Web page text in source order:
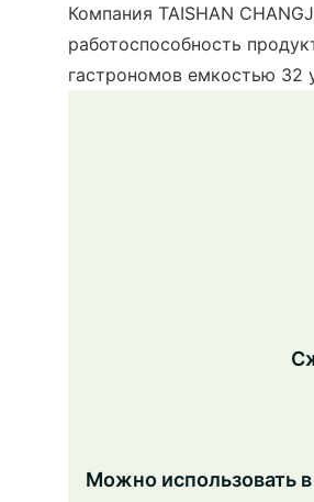
Компания TAISHAN
работоспособность
гастрономов емкостью 32
Можно использовать